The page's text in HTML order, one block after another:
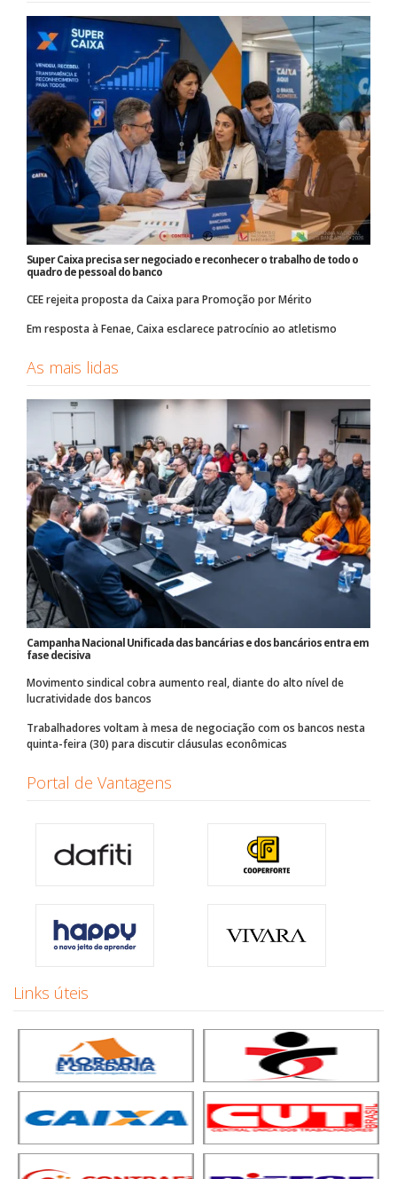
Super Caixa precisa ser negociado e reconhecer o trabalho de todo o
quadro de pessoal do banco
CEE rejeita proposta da Caixa para Promoção por Mérito
Em resposta à Fenae, Caixa esclarece patrocínio ao atletismo
As mais lidas
Campanha Nacional Unificada das bancárias e dos bancários entra em
fase decisiva
Movimento sindical cobra aumento real, diante do alto nível de
lucratividade dos bancos
Trabalhadores voltam à mesa de negociação com os bancos nesta
quinta-feira (30) para discutir cláusulas econômicas
Portal de Vantagens
Links úteis